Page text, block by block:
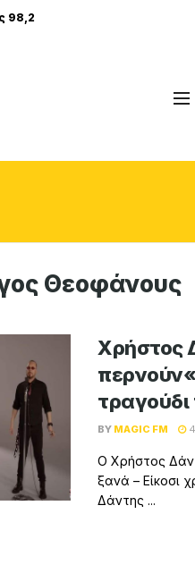
98,2
Θεοφάνους
Χρήστος
τραγούδι
BY MAGIC FM 4
Ο Χρήστος
ξανά – Είκοσι
Δάντης ...